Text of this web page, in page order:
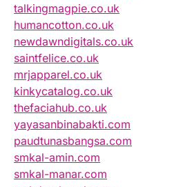
talkingmagpie.co.uk
humancotton.co.uk
newdawndigitals.co.uk
saintfelice.co.uk
mrjapparel.co.uk
kinkycatalog.co.uk
thefaciahub.co.uk
yayasanbinabakti.com
paudtunasbangsa.com
smkal-amin.com
smkal-manar.com